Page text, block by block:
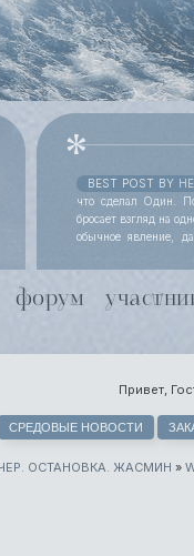
BEST POST BY
что сделал Один.
бросает взгляд на
обычное явление,
поняли, что чутью
форум
СРЕДОВЫЕ НОВОСТИ
Привет,
ОСТАНОВКА. ЖАСМИН »